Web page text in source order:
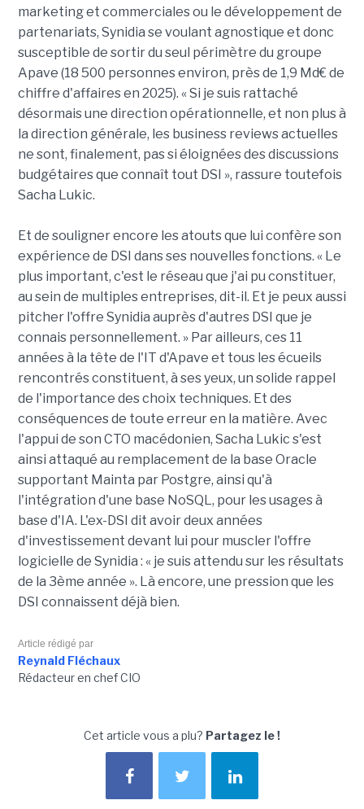
marketing et commerciales ou le développement de
partenariats, Synidia se voulant agnostique et donc
susceptible de sortir du seul périmètre du groupe
Apave (18 500 personnes environ, près de 1,9 Md€ de
chiffre d'affaires en 2025). « Si je suis rattaché
désormais une direction opérationnelle, et non plus à
la direction générale, les business reviews actuelles
ne sont, finalement, pas si éloignées des discussions
budgétaires que connaît tout DSI », rassure toutefois
Sacha Lukic.
Et de souligner encore les atouts que lui confère son
expérience de DSI dans ses nouvelles fonctions. « Le
plus important, c'est le réseau que j'ai pu constituer,
au sein de multiples entreprises, dit-il. Et je peux aussi
pitcher l'offre Synidia auprès d'autres DSI que je
connais personnellement. » Par ailleurs, ces 11
années à la tête de l'IT d'Apave et tous les écueils
rencontrés constituent, à ses yeux, un solide rappel
de l'importance des choix techniques. Et des
conséquences de toute erreur en la matière. Avec
l'appui de son CTO macédonien, Sacha Lukic s'est
ainsi attaqué au remplacement de la base Oracle
supportant Mainta par Postgre, ainsi qu'à
l'intégration d'une base NoSQL, pour les usages à
base d'IA. L'ex-DSI dit avoir deux années
d'investissement devant lui pour muscler l'offre
logicielle de Synidia : « je suis attendu sur les résultats
de la 3ème année ». Là encore, une pression que les
DSI connaissent déjà bien.
Article rédigé par
Reynald Fléchaux
Rédacteur en chef CIO
Cet article vous a plu? Partagez le !